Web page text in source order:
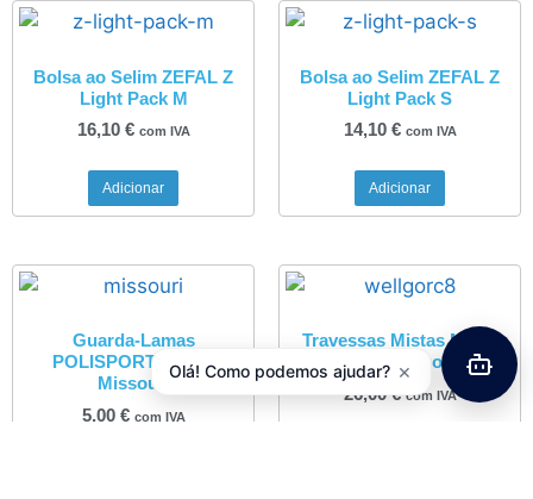
Bolsa ao Selim ZEFAL Z
Light Pack M
16,10 € com IVA
Adicionar
Bolsa ao Selim ZEFAL Z
Light Pack S
14,10 € com IVA
Adicionar
Guarda-Lamas
POLISPORT Frente
Missouri
5,00 € com IVA
Travessas Mistas MTB /
Estrada Wellgo RC8
26,00€ com IVA
Olá! Como podemos ajudar? ×